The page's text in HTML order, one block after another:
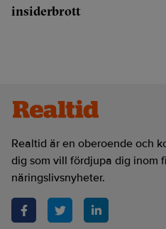
insiderbrott
Realtid är en oberoende och
dig som vill fördjupa dig inom
näringslivsnyheter.